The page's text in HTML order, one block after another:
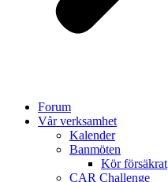
Forum
Vår verksamhet
Kalender
Banmöten
Kör försäkrat
CAR Challenge